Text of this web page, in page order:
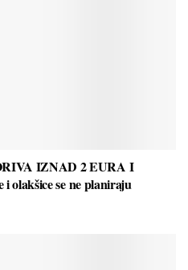
IZNAD 2 EURA I
olakšice se ne planiraju